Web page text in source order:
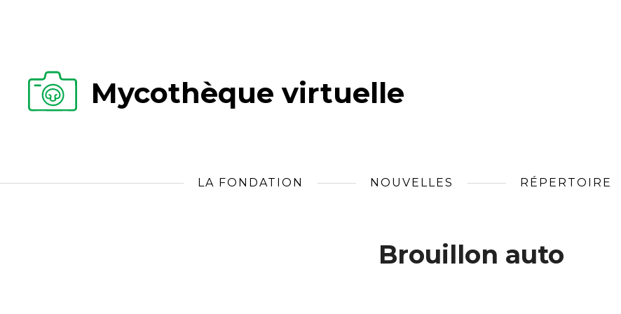
Mycothèque virtuelle
LA FONDATION NOUVELLES RÉPERTOIRE
Brouillon auto